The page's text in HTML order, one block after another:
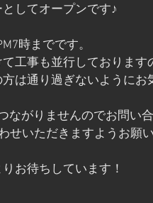
してオープンです♪
時までです。
工事も並行しておりま
は通り過ぎないようにお
ながりませんのでお問い合
せいただきますようお願
お待ちしています！